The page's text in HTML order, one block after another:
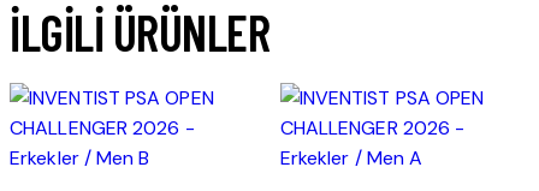
İLGILI ÜRÜNLER